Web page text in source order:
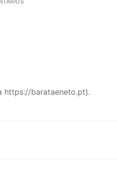
https://barataeneto.pt).